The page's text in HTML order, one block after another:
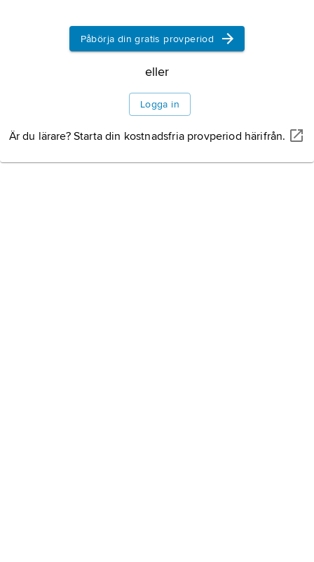
Påbörja din gratis provperiod
eller
Logga in
Är du lärare? Starta din kostnadsfria provperiod härifrån.